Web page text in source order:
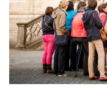
k